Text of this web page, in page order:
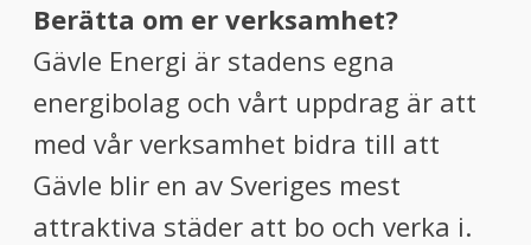
Berätta om er verksamhet?
Gävle Energi är stadens egna
energibolag och vårt uppdrag är att
med vår verksamhet bidra till att
Gävle blir en av Sveriges mest
attraktiva städer att bo och verka i.